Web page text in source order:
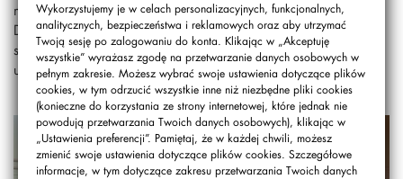
Wykorzystujemy je w celach personalizacyjnych, funkcjonalnych,
analitycznych, bezpieczeństwa i reklamowych oraz aby utrzymać
Twoją sesję po zalogowaniu do konta. Klikając w „Akceptuję
wszystkie” wyrażasz zgodę na przetwarzanie danych osobowych w
pełnym zakresie. Możesz wybrać swoje ustawienia dotyczące plików
cookies, w tym odrzucić wszystkie inne niż niezbędne pliki cookies
(konieczne do korzystania ze strony internetowej, które jednak nie
powodują przetwarzania Twoich danych osobowych), klikając w
„Ustawienia preferencji”. Pamiętaj, że w każdej chwili, możesz
zmienić swoje ustawienia dotyczące plików cookies. Szczegółowe
informacje, w tym dotyczące zakresu przetwarzania Twoich danych
melodia” z udziałem Nauczycieli. Następnie były przemowy
Dyrekcji i życzenia dla Nauczycieli. Uroczystość klas 0-4
składała się ze ślubowanie klas 1-szych, a następnie
uczniowie klas 4-tych przedstawili program artystyczny.